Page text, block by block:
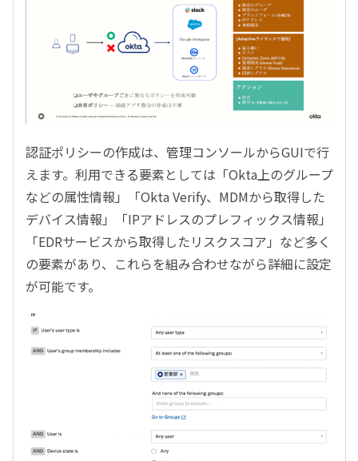
認証ポリシーの作成は、管理コンソールからGUIで行
えます。利用できる要素としては「Okta上のグループ
などの属性情報」「Okta Verify、MDMから取得した
デバイス情報」「IPアドレスのプレフィックス情報」
「EDRサービスから取得したリスクスコア」など多く
の要素があり、これらを組み合わせながら詳細に設定
が可能です。